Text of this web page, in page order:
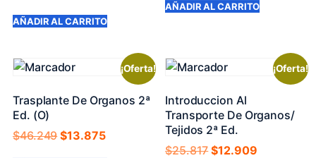
AÑADIR AL CARRITO
AÑADIR AL CARRITO
¡Oferta!
Trasplante De Organos 2ª
Ed. (O)
$46.249$13.875
¡Oferta!
Introduccion Al
Transporte De Organos/
Tejidos 2ª Ed.
$25.817$12.909